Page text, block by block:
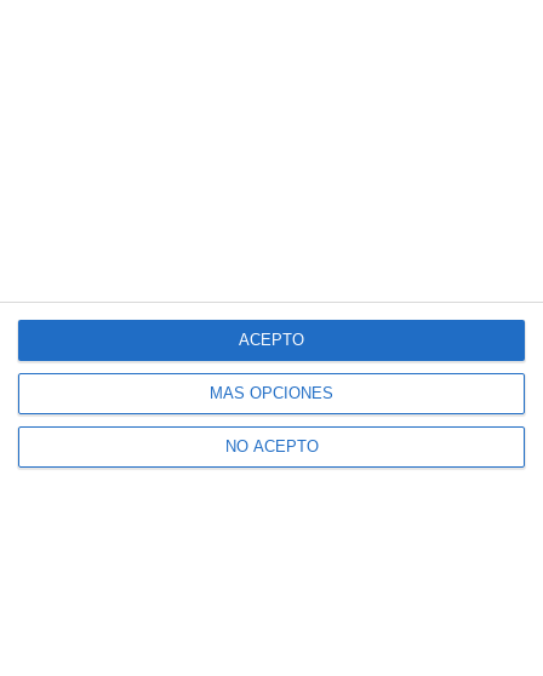
MÁS OPCIONES
NO ACEPTO
ACEPTO